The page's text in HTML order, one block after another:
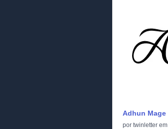
Adhun Mage
por twinletter em